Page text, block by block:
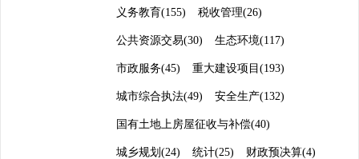
义务教育(155) 税收管理(26)
公共资源交易(30) 生态环境(117)
市政服务(45) 重大建设项目(193)
城市综合执法(49) 安全生产(132)
国有土地上房屋征收与补偿(40)
城乡规划(24) 统计(25) 财政预决算(4)